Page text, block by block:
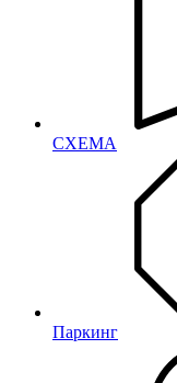
СХЕМА
Паркинг